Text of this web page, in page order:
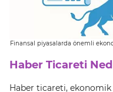
Finansal piyasalarda önemli
Haber Ticareti
Haber ticareti,